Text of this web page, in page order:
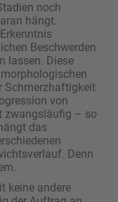
noch
hängt.
Beschwerden
lassen. Diese
Schmerzhaftigkeit
von
zwangsläufig – so
das
Denn
keine andere